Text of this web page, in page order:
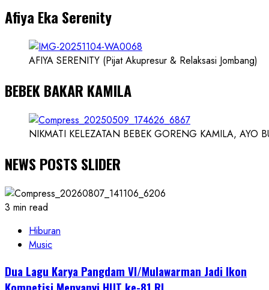
Ilmuwan
Afiya Eka Serenity
AFIYA SERENITY (Pijat Akupresur & Relaksasi Jombang)
BEBEK BAKAR KAMILA
NIKMATI KELEZATAN BEBEK GORENG KAMILA, AYO
NEWS POSTS SLIDER
3 min read
Hiburan
Music
Dua Lagu Karya Pangdam VI/Mulawarman Jadi Ikon